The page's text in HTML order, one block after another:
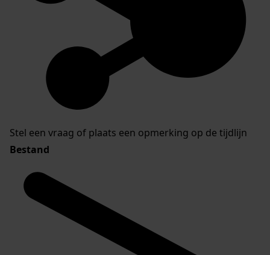
Stel een vraag of plaats een opmerking op de tijdlijn
Bestand